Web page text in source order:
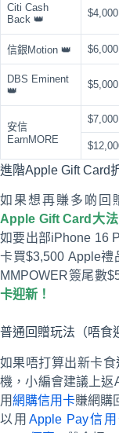
Citi Cash
Back 👑
$4,000
信銀Motion 👑 $6,000
DBS Eminent
👑
$5,000
安信
EarnMORE
$7,000
進階Apple Gift Card
如果想再賺多啲回
Apple Gift Card大
如要出部iPhone 16
卡買$3,500 Apple
MMPOWER簽尾數
卡迎新！
普通回贈玩法（唔食
如果唔打算出新卡
機，小編會建議上返
用網購信用卡賺網購
以用 Apple Pay信